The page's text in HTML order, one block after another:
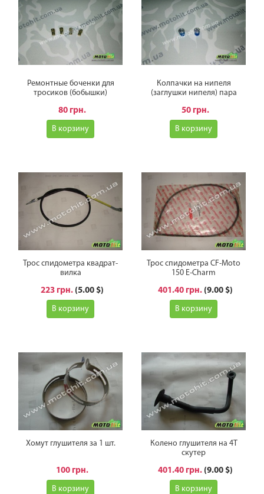
Ремонтные боченки для
тросиков (бобышки)
80 грн.
В корзину
Колпачки на нипеля
(заглушки нипеля) пара
50 грн.
В корзину
Трос спидометра квадрат-
вилка
223 грн. (5.00 $)
В корзину
Трос спидометра CF-Moto
150 E-Charm
401.40 грн. (9.00 $)
В корзину
Хомут глушителя за 1 шт.
100 грн.
В корзину
Колено глушителя на 4Т
скутер
401.40 грн. (9.00 $)
В корзину